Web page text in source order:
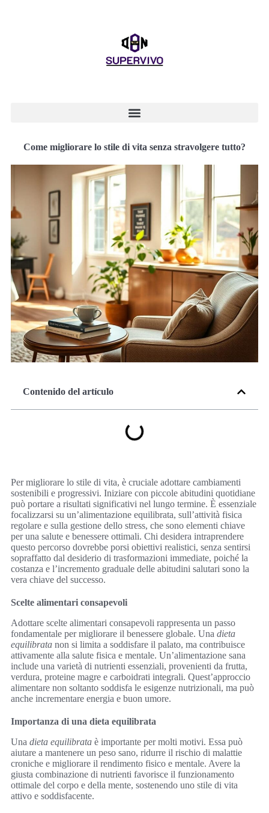
Come migliorare lo stile di vita senza stravolgere tutto?
Contenido del artículo
Per migliorare lo stile di vita, è cruciale adottare cambiamenti
sostenibili e progressivi. Iniziare con piccole abitudini quotidiane
può portare a risultati significativi nel lungo termine. È essenziale
focalizzarsi su un’alimentazione equilibrata, sull’attività fisica
regolare e sulla gestione dello stress, che sono elementi chiave
per una salute e benessere ottimali. Chi desidera intraprendere
questo percorso dovrebbe porsi obiettivi realistici, senza sentirsi
sopraffatto dal desiderio di trasformazioni immediate, poiché la
costanza e l’incremento graduale delle abitudini salutari sono la
vera chiave del successo.
Scelte alimentari consapevoli
Adottare scelte alimentari consapevoli rappresenta un passo
fondamentale per migliorare il benessere globale. Una dieta
equilibrata non si limita a soddisfare il palato, ma contribuisce
attivamente alla salute fisica e mentale. Un’alimentazione sana
include una varietà di nutrienti essenziali, provenienti da frutta,
verdura, proteine magre e carboidrati integrali. Quest’approccio
alimentare non soltanto soddisfa le esigenze nutrizionali, ma può
anche incrementare energia e buon umore.
Importanza di una dieta equilibrata
Una dieta equilibrata è importante per molti motivi. Essa può
aiutare a mantenere un peso sano, ridurre il rischio di malattie
croniche e migliorare il rendimento fisico e mentale. Avere la
giusta combinazione di nutrienti favorisce il funzionamento
ottimale del corpo e della mente, sostenendo uno stile di vita
attivo e soddisfacente.